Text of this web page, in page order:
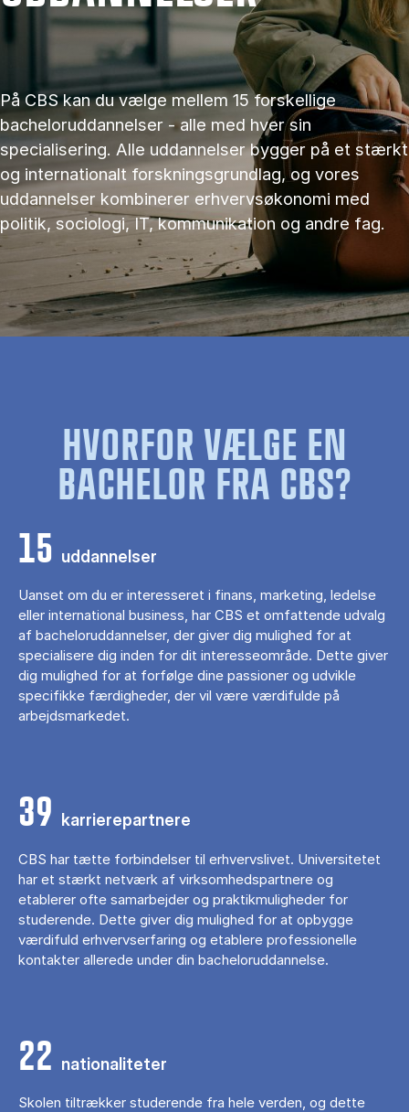
På CBS kan du vælge mellem 15 forskellige
bacheloruddannelser - alle med hver sin
specialisering. Alle uddannelser bygger på et stærkt
og internationalt forskningsgrundlag, og vores
uddannelser kombinerer erhvervsøkonomi med
politik, sociologi, IT, kommunikation og andre fag.
HVORFOR VÆLGE EN
BACHELOR FRA CBS?
15 uddannelser
Uanset om du er interesseret i finans, marketing, ledelse
eller international business, har CBS et omfattende udvalg
af bacheloruddannelser, der giver dig mulighed for at
specialisere dig inden for dit interesseområde. Dette giver
dig mulighed for at forfølge dine passioner og udvikle
specifikke færdigheder, der vil være værdifulde på
arbejdsmarkedet.
39 karrierepartnere
CBS har tætte forbindelser til erhvervslivet. Universitetet
har et stærkt netværk af virksomhedspartnere og
etablerer ofte samarbejder og praktikmuligheder for
studerende. Dette giver dig mulighed for at opbygge
værdifuld erhvervserfaring og etablere professionelle
kontakter allerede under din bacheloruddannelse.
22 nationaliteter
Skolen tiltrækker studerende fra hele verden, og dette